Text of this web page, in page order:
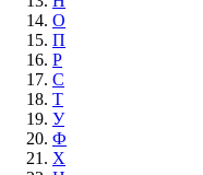
О
П
Р
С
Т
У
Ф
Х